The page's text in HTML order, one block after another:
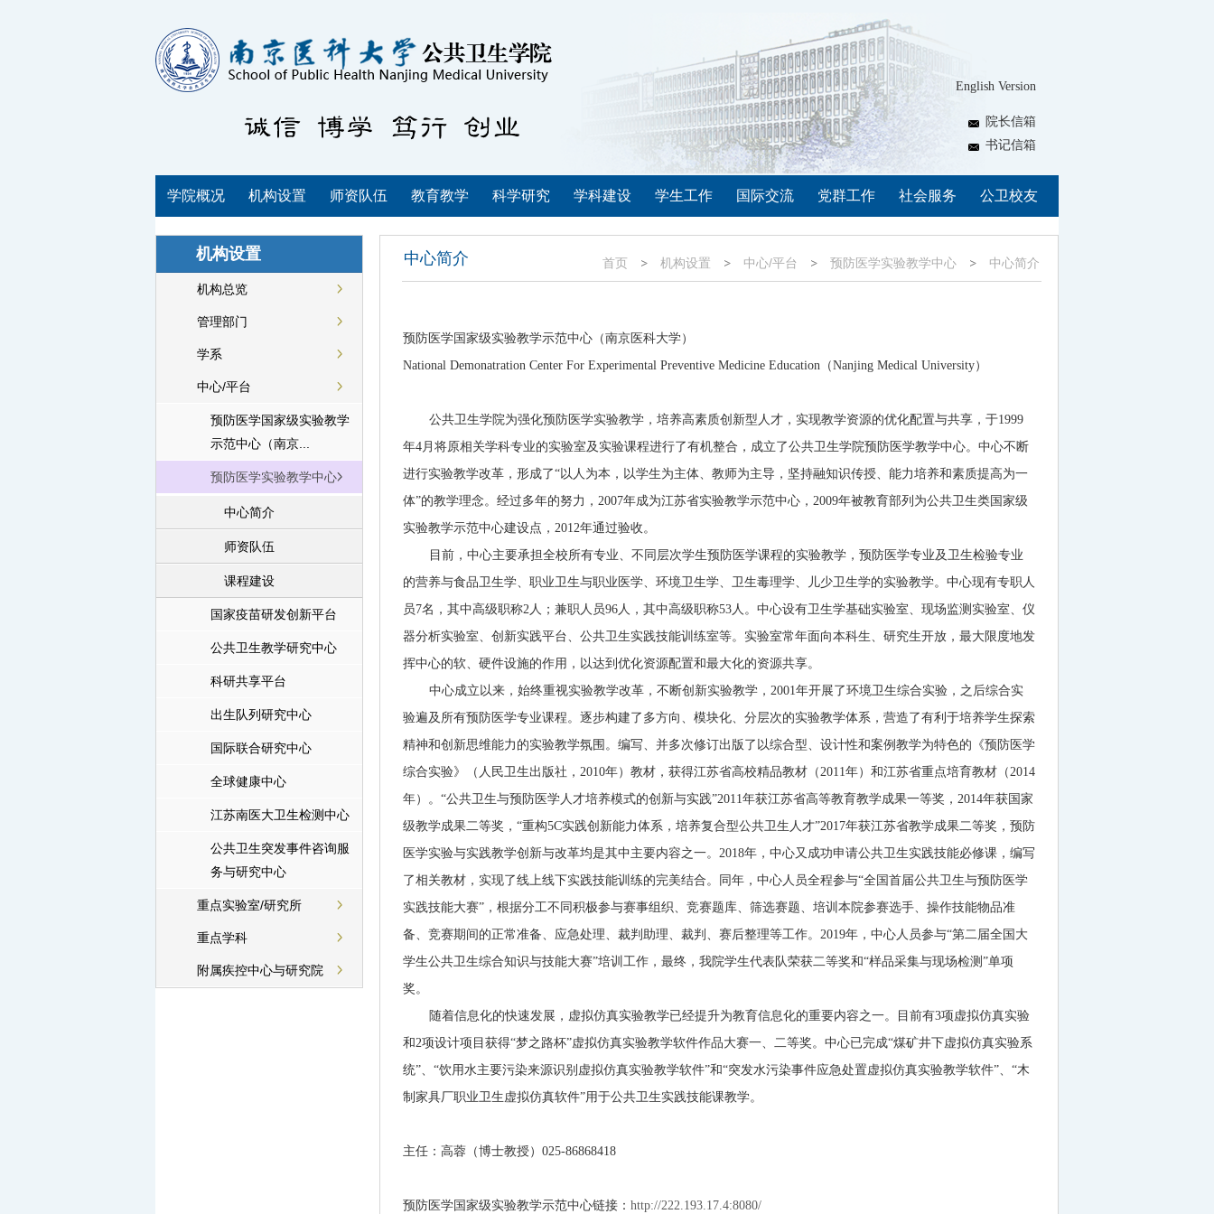
English Version
院长信箱
书记信箱
学院概况 机构设置 师资队伍 教育教学 科学研究 学科建设 学生工作 国际交流 党群工作 社会服务 公卫校友
机构设置
机构总览
管理部门
学系
中心/平台
预防医学国家级实验教学
示范中心（南京...
预防医学实验教学中心
中心简介
师资队伍
课程建设
国家疫苗研发创新平台
公共卫生教学研究中心
科研共享平台
出生队列研究中心
国际联合研究中心
全球健康中心
江苏南医大卫生检测中心
公共卫生突发事件咨询服
务与研究中心
重点实验室/研究所
重点学科
附属疾控中心与研究院
中心简介 首页 机构设置 中心/平台 预防医学实验教学中心 中心简介
预防医学国家级实验教学示范中心（南京医科大学）
National Demonatration Center For Experimental Preventive Medicine Education （Nanjing Medical University）
公共卫生学院为强化预防医学实验教学，培养高素质创新型人才，实现教学资源的优化配置与共享，于1999
年4月将原相关学科专业的实验室及实验课程进行了有机整合，成立了公共卫生学院预防医学教学中心。中心不断
进行实验教学改革，形成了“以人为本，以学生为主体、教师为主导，坚持融知识传授、能力培养和素质提高为一
体”的教学理念。经过多年的努力， 2007年成为江苏省实验教学示范中心， 2009年被教育部列为公共卫生类国家级
实验教学示范中心建设点， 2012年通过验收。
目前，中心主要承担全校所有专业、不同层次学生预防医学课程的实验教学，预防医学专业及卫生检验专业
的营养与食品卫生学、职业卫生与职业医学、环境卫生学、卫生毒理学、儿少卫生学的实验教学。中心现有专职人
员7名，其中高级职称2人；兼职人员96人，其中高级职称53人。中心设有卫生学基础实验室、现场监测实验室、仪
器分析实验室、创新实践平台、公共卫生实践技能训练室等。实验室常年面向本科生、研究生开放，最大限度地发
挥中心的软、硬件设施的作用，以达到优化资源配置和最大化的资源共享。
中心成立以来，始终重视实验教学改革，不断创新实验教学， 2001年开展了环境卫生综合实验，之后综合实
验遍及所有预防医学专业课程。逐步构建了多方向、模块化、分层次的实验教学体系，营造了有利于培养学生探索
精神和创新思维能力的实验教学氛围。编写、并多次修订出版了以综合型、设计性和案例教学为特色的《预防医学
综合实验》（人民卫生出版社， 2010年）教材，获得江苏省高校精品教材（2011年）和江苏省重点培育教材（2014
年）。 “公共卫生与预防医学人才培养模式的创新与实践”2011年获江苏省高等教育教学成果一等奖， 2014年获国家
级教学成果二等奖， “重构5C实践创新能力体系，培养复合型公共卫生人才”2017年获江苏省教学成果二等奖，预防
医学实验与实践教学创新与改革均是其中主要内容之一。 2018年，中心又 成功申请公共卫生实践技能必修课，编写
了相关教材，实现了线上线下实践技能训练的完美结合。同年，中心人员全程参与“全国首届公共卫生与预防医学
实践技能大赛” ，根据分工不同积极参与赛事组织、竞赛题库、筛选赛题、培训本院参赛选手、操作技能物品准
备、竞赛期间的正常准备、应急处理、裁判助理、裁判、赛后整理等工作。 2019年，中心人员参与“第二届全国大
学生公共卫生综合知识与技能大赛”培训工作， 最终，我院学生代表队荣获二等奖和“样品采集与现场检测 ”单项
奖。
随着信息化的快速发展，虚拟仿真实验教学已经提升为教育信息化的重要内容之一。目前有3项虚拟仿真实验
和2项设计项目获得“梦之路杯”虚拟仿真实验教学软件作品大赛一、二等奖。中心已完成“煤矿井下虚拟仿真实验系
统”、 “饮用水主要污染来源识别虚拟仿真实验教学软件”和“突发水污染事件应急处置虚拟仿真实验教学软件”、 “木
制家具厂职业卫生虚拟仿真软件”用于公共卫生实践技能课教学。
主任：高蓉（博士教授） 025-86868418
预防医学国家级实验教学示范中心链接： http://222.193.17.4:8080/